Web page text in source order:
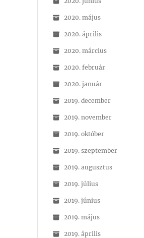
2020. május
2020. április
2020. március
2020. február
2020. január
2019. december
2019. november
2019. október
2019. szeptember
2019. augusztus
2019. július
2019. június
2019. május
2019. április